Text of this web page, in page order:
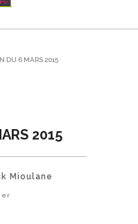
DU 6 MARS 2015
2015
Mioulane